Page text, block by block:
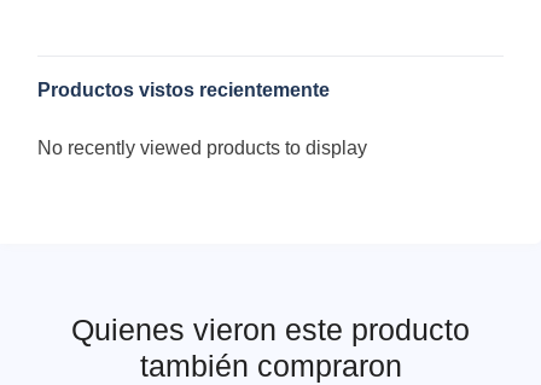
Productos vistos recientemente
No recently viewed products to display
Quienes vieron este producto
también compraron